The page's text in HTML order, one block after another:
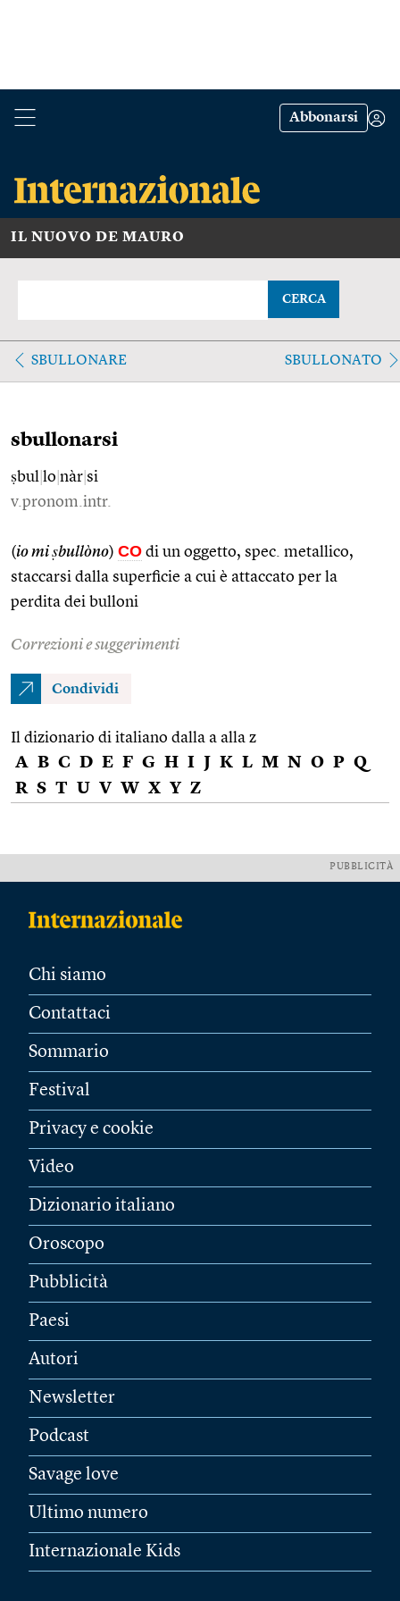
Abbonarsi
IL NUOVO DE MAURO
CERCA
SBULLONARE SBULLONATO
sbullonarsi
ṣbul lo nàr si
v.pronom.intr.
(io mi ṣbullòno) CO di un oggetto, spec. metallico,
staccarsi dalla superficie a cui è attaccato per la
perdita dei bulloni
Correzioni e suggerimenti
Condividi
Il dizionario di italiano dalla a alla z
A B C D E F G H I J K L M N O P Q
R S T U V W X Y Z
PUBBLICITÀ
Chi siamo
Contattaci
Sommario
Festival
Privacy e cookie
Video
Dizionario italiano
Oroscopo
Pubblicità
Paesi
Autori
Newsletter
Podcast
Savage love
Ultimo numero
Internazionale Kids